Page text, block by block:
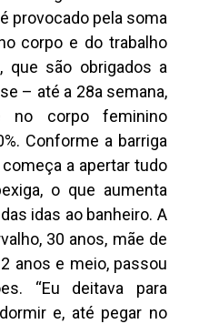
provocado pela soma
corpo e do trabalho
que são obrigados a
– até a 28a semana,
no corpo feminino
Conforme a barriga
a apertar tudo
o que aumenta
idas ao banheiro. A
30 anos, mãe de
anos e meio, passou
“Eu deitava para
e, até pegar no